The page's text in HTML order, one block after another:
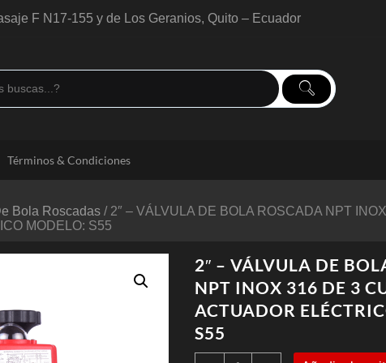
F N17-155 y de Los Geranios, Quito – Ecuador
Términos & Condiciones
Bola Roscadas / 2″ – VÁLVULA DE BOLA ROSCADA NPT
MODELO: S55
2″ – VÁLVULA DE
NPT INOX 316 DE 3
ACTUADOR
S55